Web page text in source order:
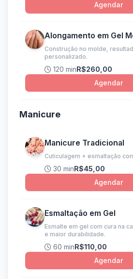
Agendar
Alongamento em Gel
Construção no molde,
personalizado.
120 minR$260,00
Agendar
Manicure
Manicure Tradicional
Cuticulagem + esmaltação
30 minR$45,00
Agendar
Esmaltação em Gel
Esmalte em gel com cura na
e maior durabilidade.
60 minR$110,00
Agendar